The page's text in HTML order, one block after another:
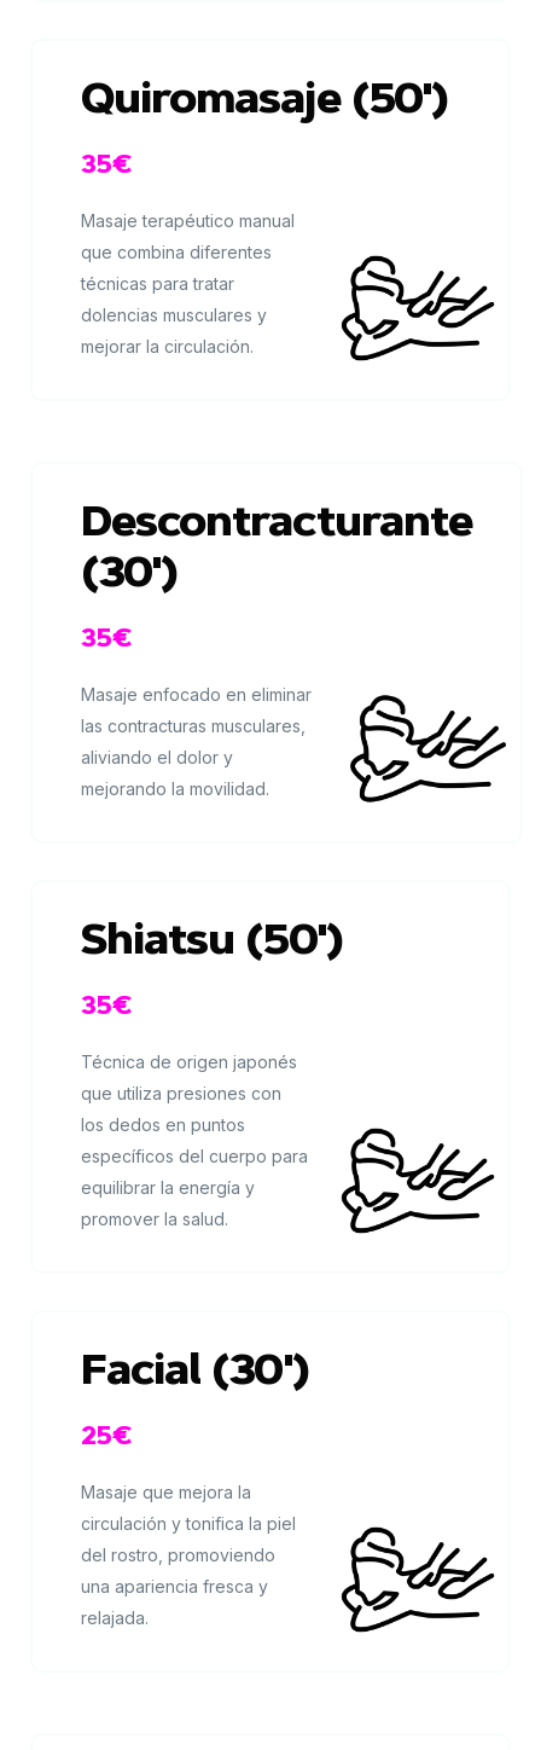
Quiromasaje (50')
35€
Masaje terapéutico manual
que combina diferentes
técnicas para tratar
dolencias musculares y
mejorar la circulación.
Descontracturante
(30')
35€
Masaje enfocado en eliminar
las contracturas musculares,
aliviando el dolor y
mejorando la movilidad.
Shiatsu (50')
35€
Técnica de origen japonés
que utiliza presiones con
los dedos en puntos
específicos del cuerpo para
equilibrar la energía y
promover la salud.
Facial (30')
25€
Masaje que mejora la
circulación y tonifica la piel
del rostro, promoviendo
una apariencia fresca y
relajada.